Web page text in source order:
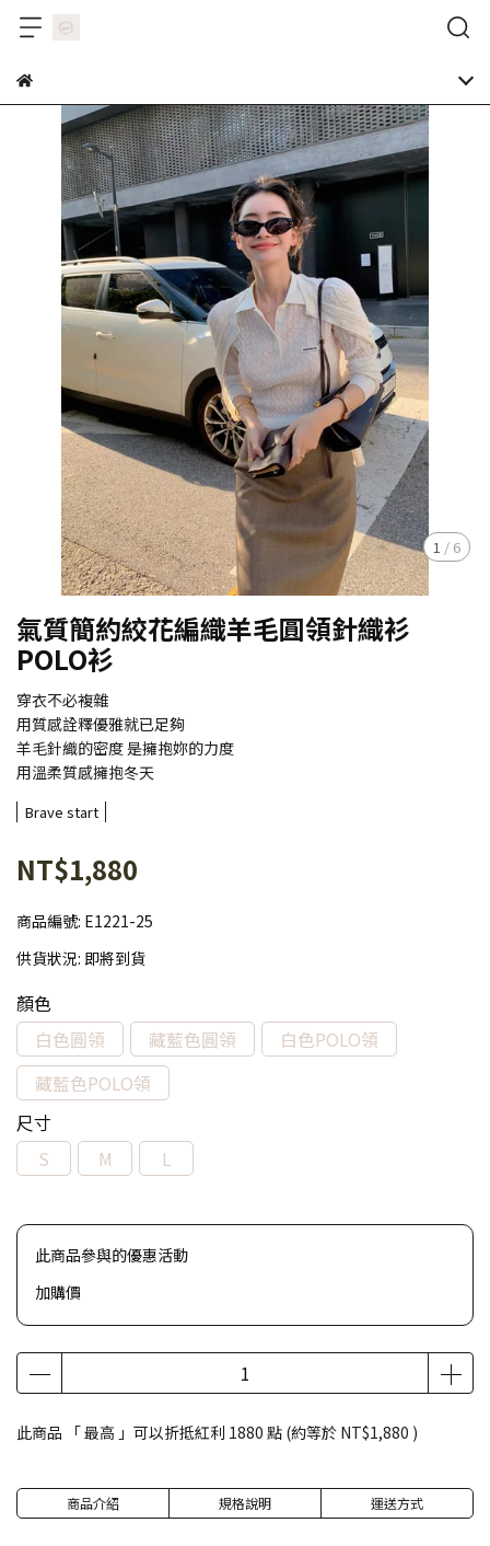
1 / 6
氣質簡約絞花編織羊毛圓領針織衫
POLO衫
穿衣不必複雜
用質感詮釋優雅就已足夠
羊毛針織的密度 是擁抱妳的力度
用溫柔質感擁抱冬天
Brave start
NT$1,880
商品編號: E1221-25
供貨狀況: 即將到貨
顏色
白色圓領
藏藍色圓領
白色POLO領
藏藍色POLO領
尺寸
S
M L
此商品參與的優惠活動
加購價
此商品 「 最高 」可以折抵紅利 1880 點 (約等於 NT$1,880 )
商品介紹 規格說明 運送方式